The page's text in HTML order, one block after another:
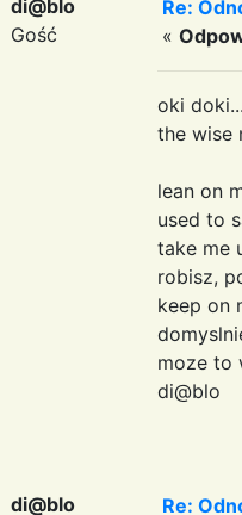
di@blo
Gość
Re:
«
oki
the wise
lean on
used to
take me
robisz,
keep on
moze to
di@blo
di@blo
Re: